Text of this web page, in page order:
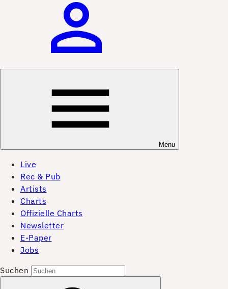
Menu
Live
Rec & Pub
Artists
Charts
Offizielle Charts
Newsletter
E-Paper
Jobs
Suchen